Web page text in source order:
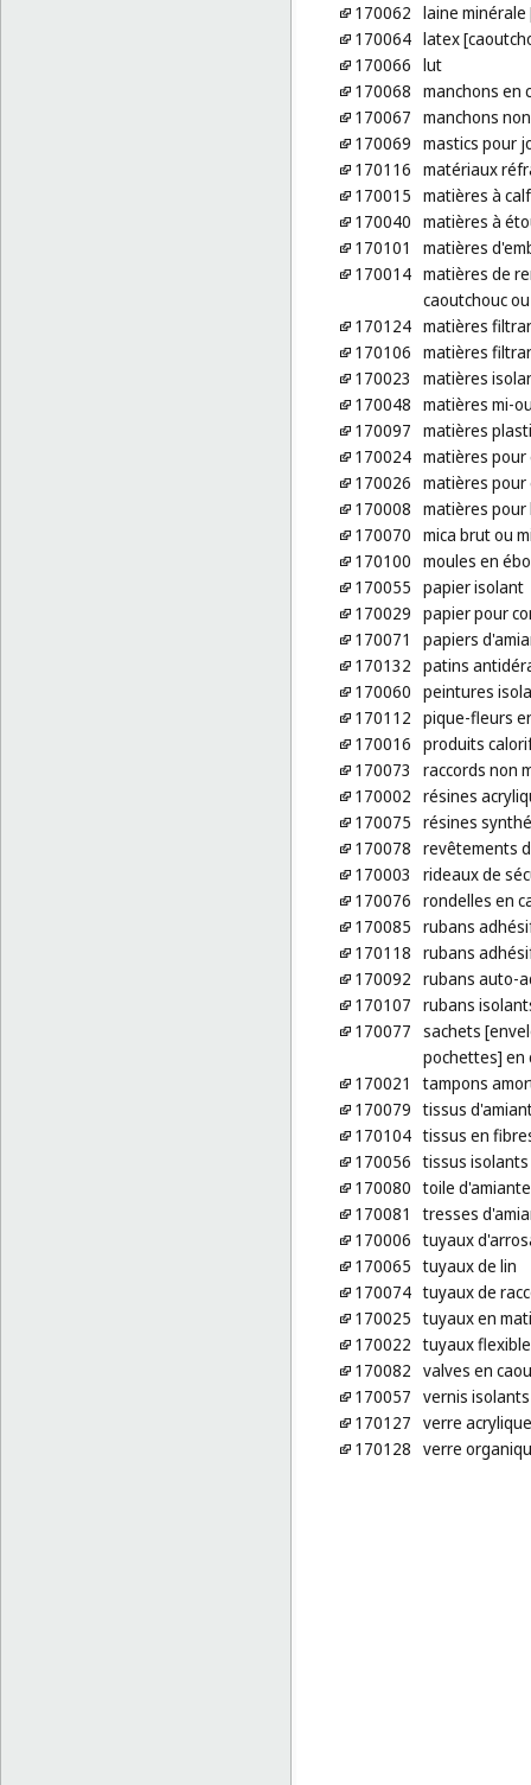
170062 laine
170064 latex
170066 lut
170068 manchons en
170067 manchons
170069 mastics pour
170116 matériaux
170015 matières à
170040 matières à
170101
matières
170014 matières de
caoutchouc
170124 matières
170106 matières
170023
matières
170048 matières mi-
170097 matières
170024 matières pour
170026 matières pour
170008 matières
170070 mica brut ou
170100 moules en
170055 papier isolant
170029 papier pour
170071
papiers
170132 patins
170060 peintures
170112 pique-fleurs
170016 produits
170073
raccords non
170002 résines
170075 résines
170078 revêtements
170003
rideaux de
170076 rondelles en
170085 rubans
170118 rubans
170092 rubans auto-
170107 rubans
170077 sachets
pochettes] en
170021
tampons
170079 tissus
170104 tissus en
170056 tissus isolants
170080 toile d'amiante
170081
tresses
170006 tuyaux
170065 tuyaux de lin
170074 tuyaux de
170025 tuyaux en
170022 tuyaux
170082 valves en
170057 vernis isolants
170127 verre
170128 verre